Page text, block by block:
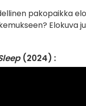
pakopaikka
Elokuva
(2024) :